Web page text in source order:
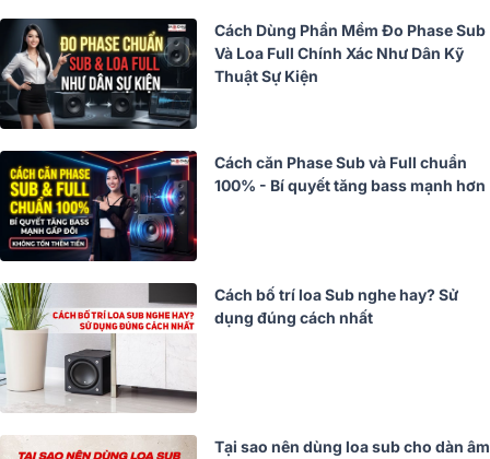
Cách Dùng Phần Mềm Đo Phase Sub
Và Loa Full Chính Xác Như Dân Kỹ
Thuật Sự Kiện
Cách căn Phase Sub và Full chuẩn
100% - Bí quyết tăng bass mạnh hơn
Cách bố trí loa Sub nghe hay? Sử
dụng đúng cách nhất
Tại sao nên dùng loa sub cho dàn âm